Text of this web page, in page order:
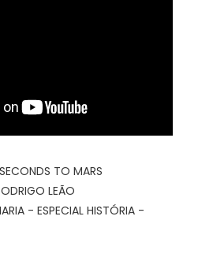
TO MARS
LEÃO
- ESPECIAL HISTÓRIA -